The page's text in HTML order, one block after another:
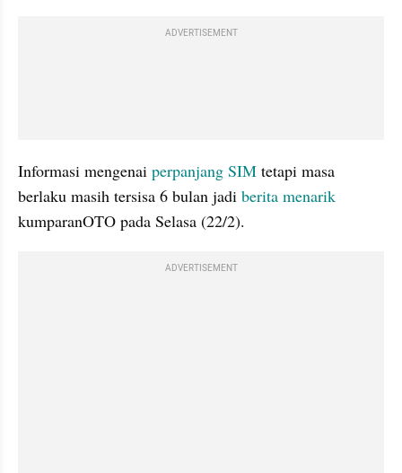
ADVERTISEMENT
Informasi mengenai perpanjang SIM tetapi masa
berlaku masih tersisa 6 bulan jadi berita menarik
kumparanOTO pada Selasa (22/2).
ADVERTISEMENT